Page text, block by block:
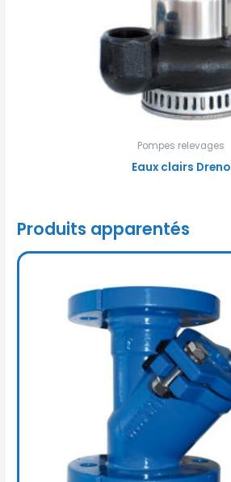
Pompes relevages
Eaux clairs Dreno
Produits apparentés